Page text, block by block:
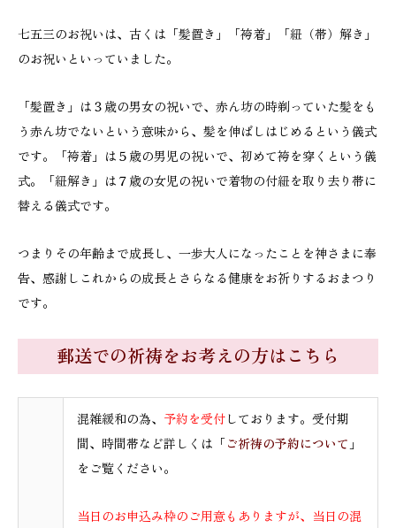
七五三のお祝いは、古くは「髪置き」「袴着」「紐（帯）解き」
のお祝いといっていました。
「髪置き」は３歳の男女の祝いで、赤ん坊の時剃っていた髪をも
う赤ん坊でないという意味から、髪を伸ばしはじめるという儀式
です。「袴着」は５歳の男児の祝いで、初めて袴を穿くという儀
式。「紐解き」は７歳の女児の祝いで着物の付紐を取り去り帯に
替える儀式です。
つまりその年齢まで成長し、一歩大人になったことを神さまに奉
告、感謝しこれからの成長とさらなる健康をお祈りするおまつり
です。
郵送での祈祷をお考えの方はこちら
混雑緩和の為、 予約を受付しております。受付期
間、時間帯など詳しくは「 ご祈祷の予約について 」
をご覧ください。
当日のお申込み枠のご用意もありますが、当日の混